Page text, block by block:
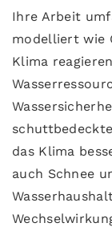
Ihre Arbeit
modelliert wie
Klima
das Klima
auch Schnee